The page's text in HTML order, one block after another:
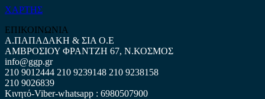
ΧΑΡΤΗΣ
ΕΠΙΚΟΙΝΩΝΙΑ
Α.ΠΑΠΑΔΑΚΗ & ΣΙΑ Ο.Ε
ΑΜΒΡΟΣΙΟΥ ΦΡΑΝΤΖΗ 67, Ν.ΚΟΣΜΟΣ
info@ggp.gr
210 9012444 210 9239148 210 9238158
210 9026839
Κινητό-Viber-whatsapp : 6980507900